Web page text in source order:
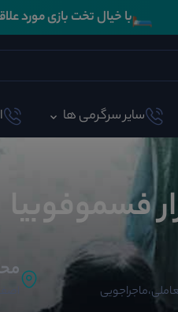
🛏️با خیال تخت بازی مورد
سایر سرگرمی ها
فسموفوبیا